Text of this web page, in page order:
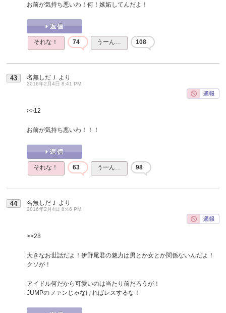
お前が気持ち悪いわ！何！嫉妬してんだよ！
それな！ 74 うーん… 108
43 名無しだＪ より
2016年2月4日 8:41 PM
>>12
お前が気持ち悪いわ！！！
それな！ 63 うーん… 98
44 名無しだＪ より
2016年2月4日 8:46 PM
>>28
大きなお世話だよ！伊野尾君の魅力は男とか女とか関係ないんだよ！
クソが！
アイドル何だから可愛いのは当たり前だろうが！
JUMPのファンじゃなければレスするな！